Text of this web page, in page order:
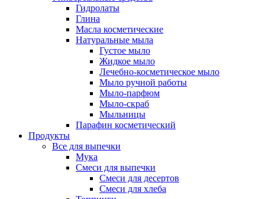
Гидролаты
Глина
Масла косметические
Натуральные мыла
Густое мыло
Жидкое мыло
Лечебно-косметическое мыло
Мыло ручной работы
Мыло-парфюм
Мыло-скраб
Мыльницы
Парафин косметический
Продукты
Все для выпечки
Мука
Смеси для выпечки
Смеси для десертов
Смеси для хлеба